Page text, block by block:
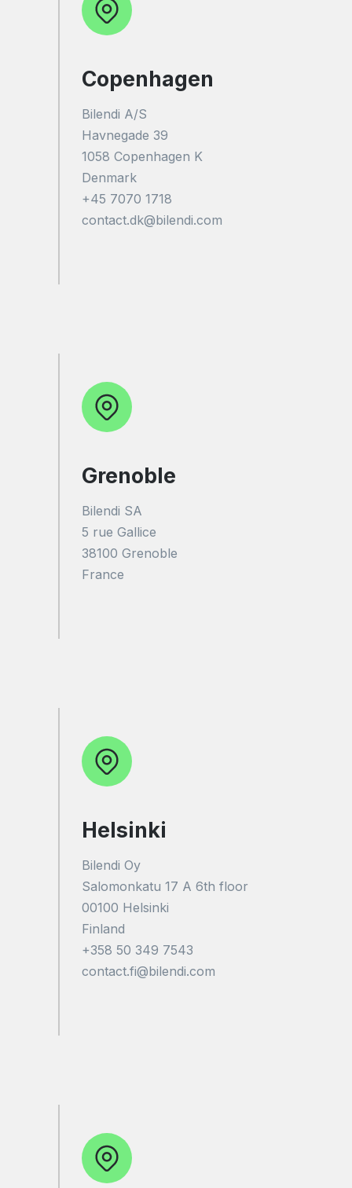
Copenhagen
Bilendi A/S
Havnegade 39
1058 Copenhagen K
Denmark
+45 7070 1718
contact.dk@bilendi.com
Grenoble
Bilendi SA
5 rue Gallice
38100 Grenoble
France
Helsinki
Bilendi Oy
Salomonkatu 17 A 6th floor
00100 Helsinki
Finland
+358 50 349 7543
contact.fi@bilendi.com